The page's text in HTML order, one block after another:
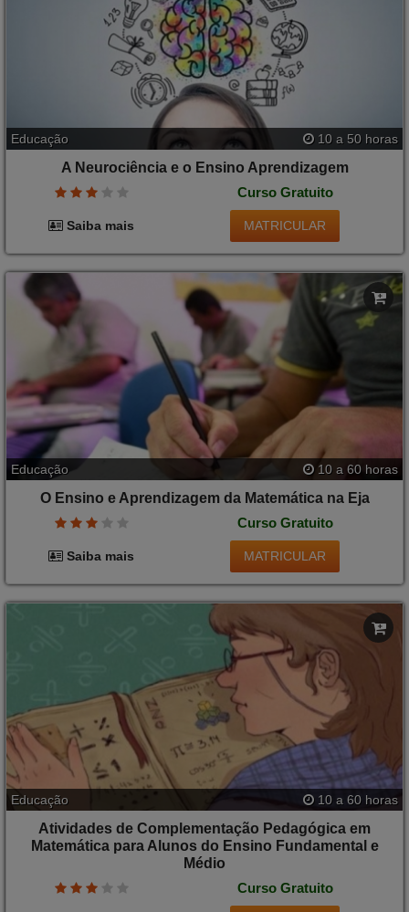
Educação 10 a 50 horas
A Neurociência e o Ensino Aprendizagem
Curso Gratuito
Saiba mais MATRICULAR
Educação 10 a 60 horas
O Ensino e Aprendizagem da Matemática na Eja
Curso Gratuito
Saiba mais MATRICULAR
Educação 10 a 60 horas
Atividades de Complementação Pedagógica em
Matemática para Alunos do Ensino Fundamental e
Médio
Curso Gratuito